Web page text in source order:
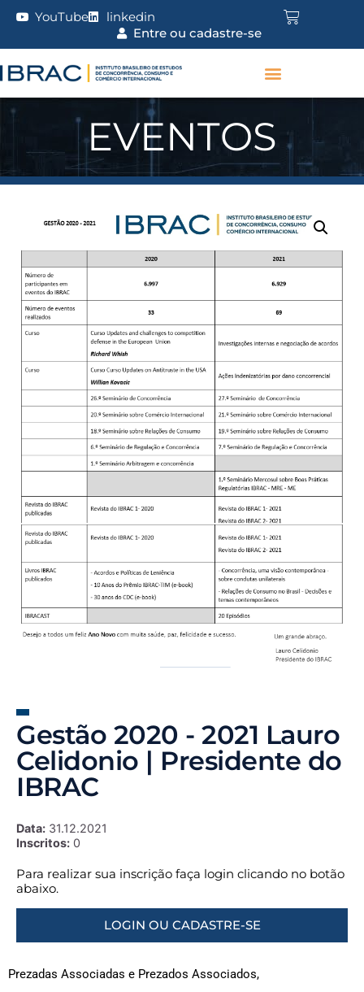
YouTube
linkedin
Entre ou cadastre-se
EVENTOS
Gestão 2020 - 2021 Lauro
Celidonio | Presidente do
IBRAC
Data: 31.12.2021
Inscritos: 0
Para realizar sua inscrição faça login clicando no botão
abaixo.
LOGIN OU CADASTRE-SE
Prezadas Associadas e Prezados Associados,